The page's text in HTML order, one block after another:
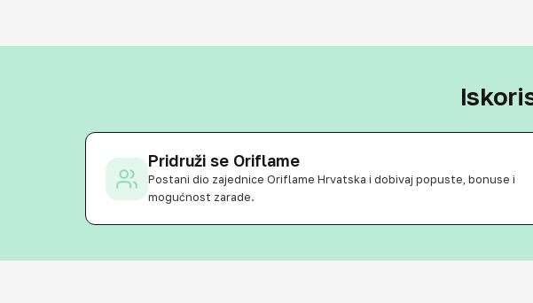
Pridruži se Oriflame
Postani dio zajednice Oriflame Hrvatska i dobivaj popuste, bonuse i
mogućnost zarade.